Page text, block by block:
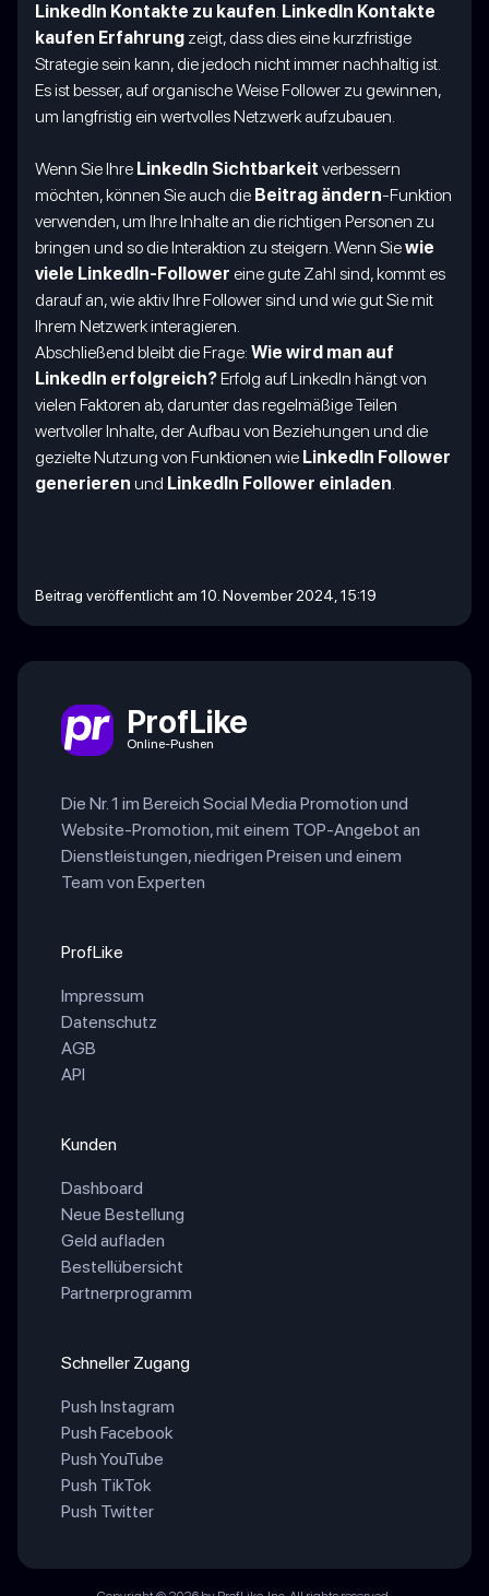
LinkedIn Kontakte zu kaufen. LinkedIn Kontakte
kaufen Erfahrung zeigt, dass dies eine kurzfristige
Strategie sein kann, die jedoch nicht immer nachhaltig ist.
Es ist besser, auf organische Weise Follower zu gewinnen,
um langfristig ein wertvolles Netzwerk aufzubauen.
Wenn Sie Ihre LinkedIn Sichtbarkeit verbessern
möchten, können Sie auch die Beitrag ändern-Funktion
verwenden, um Ihre Inhalte an die richtigen Personen zu
bringen und so die Interaktion zu steigern. Wenn Siewie
viele LinkedIn-Follower eine gute Zahl sind, kommt es
darauf an, wie aktiv Ihre Follower sind und wie gut Sie mit
Ihrem Netzwerk interagieren.
Abschließend bleibt die Frage: Wie wird man auf
LinkedIn erfolgreich?Erfolg auf LinkedIn hängt von
vielen Faktoren ab, darunter das regelmäßige Teilen
wertvoller Inhalte, der Aufbau von Beziehungen und die
gezielte Nutzung von Funktionen wie LinkedIn Follower
generieren und LinkedIn Follower einladen.
Beitrag veröffentlicht am 10. November 2024, 15:19
ProfLike
Online-Pushen
Die Nr. 1 im Bereich Social Media Promotion und
Website-Promotion, mit einem TOP-Angebot an
Dienstleistungen, niedrigen Preisen und einem
Team von Experten
ProfLike
Impressum
Datenschutz
AGB
API
Kunden
Dashboard
Neue Bestellung
Geld aufladen
Bestellübersicht
Partnerprogramm
Schneller Zugang
Push Instagram
Push Facebook
Push YouTube
Push TikTok
Push Twitter